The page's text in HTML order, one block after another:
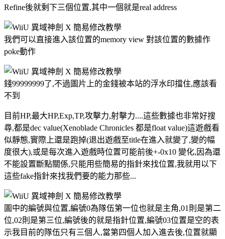
Refine後就剩下三個位置,其中一個就是real address
我們可以直接進入該位置的memory view 對該位置的數據作
poke動作
錢99999999了,不過圖片上的金錢被本站的浮水印擋住,應該看
不到
目前HP,最大HP,Exp,TP,攻擊力,射擊力....這些數據也非常好搜
尋,都是dec value(Xenoblade Chronicles 都是float value)這遊戲看
似靜態,實際上還是跑掉(退出遊戲至title在進入就變了,變的幅
度很大),或是每次進入遊戲時位置可能前後+-0x10 變化,因為還
不能設置斷點關係,只能用些簡易的指針來找位置,我就用以下
這些fake指針來找我們要的能力那些...
圖中的編號與位置,編號0為隊伍第一位也就是主角,01則是第二
位,02則是第三位,編號後的就是指針位置,編號03位置是空的表
示我目前的隊伍只有三個人,當第四個人加入進去後,位置就顯